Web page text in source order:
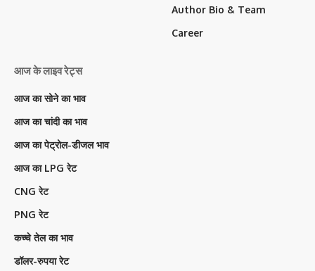
Author Bio & Team
Career
आज के लाइव रेट्स
आज का सोने का भाव
आज का चांदी का भाव
आज का पेट्रोल-डीजल भाव
आज का LPG रेट
CNG रेट
PNG रेट
कच्चे तेल का भाव
डॉलर-रुपया रेट